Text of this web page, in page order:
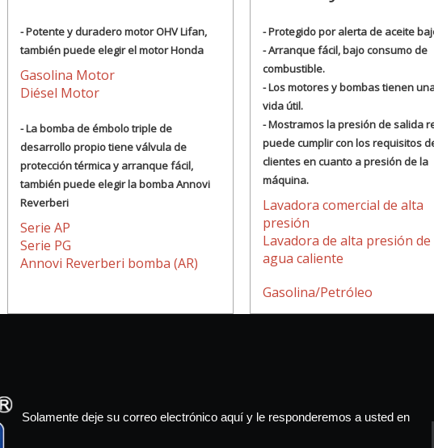
- Potente y duradero motor OHV Lifan,
también puede elegir el motor Honda
Gasolina Motor
Diésel Motor
- La bomba de émbolo triple de
desarrollo propio tiene válvula de
protección térmica y arranque fácil,
también puede elegir la bomba Annovi
Reverberi
Serie AP
Serie PG
Annovi Reverberi bomba (AR)
- Protegido por alerta de aceite
- Arranque fácil, bajo consumo de
combustible.
- Los motores y bombas tienen
vida útil.
- Mostramos la presión de salida
puede cumplir con los requisitos
clientes en cuanto a presión de la
máquina.
Lavadora comercial de alta
presión
Lavadora de alta presión de
agua caliente
Gasolina/Petróleo
Solamente deje su correo electrónico aquí y le responderemos a usted en